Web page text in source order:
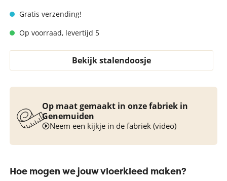
Gratis verzending!
Op voorraad, levertijd 5
Bekijk stalendoosje
Op maat gemaakt in onze fabriek in
Genemuiden
Neem een kijkje in de fabriek (video)
Hoe mogen we jouw vloerkleed maken?